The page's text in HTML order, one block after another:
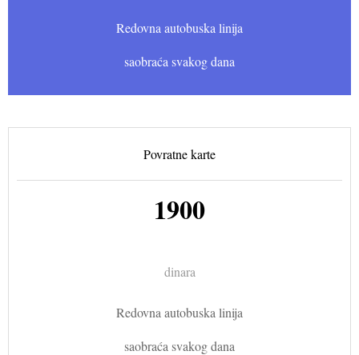
Redovna autobuska linija
saobraća svakog dana
Povratne karte
1900
dinara
Redovna autobuska linija
saobraća svakog dana